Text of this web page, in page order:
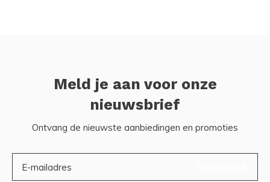
Meld je aan voor onze
nieuwsbrief
Ontvang de nieuwste aanbiedingen en promoties